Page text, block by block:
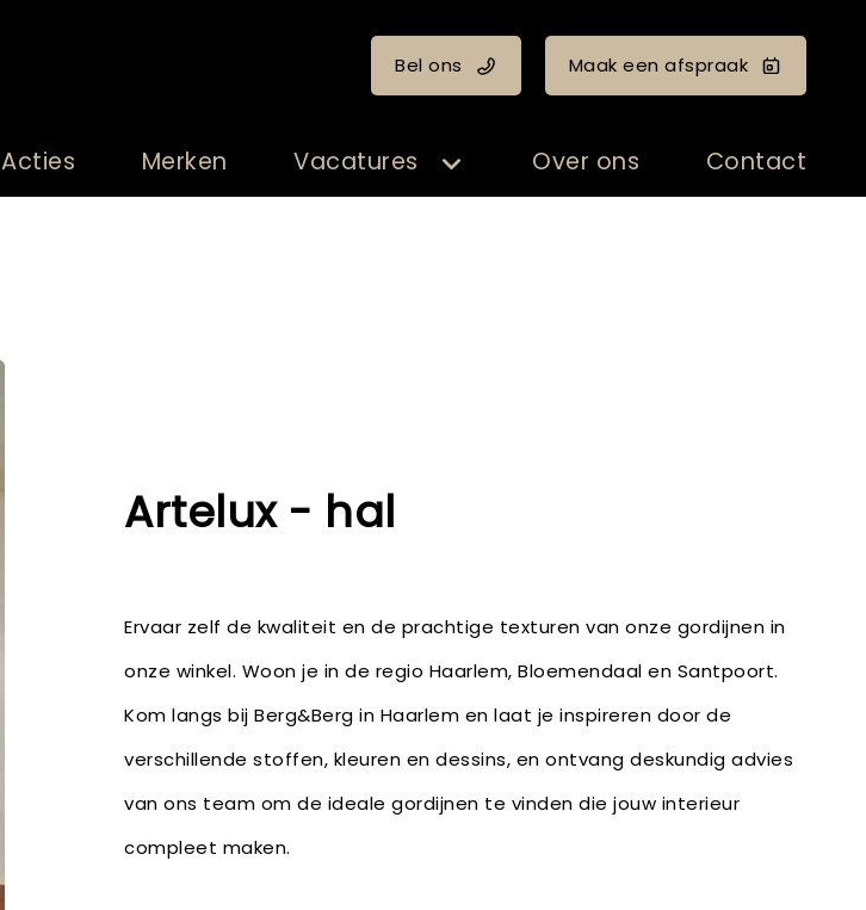
Bel ons Maak een afspraak
Acties Merken Vacatures Over ons Contact
Artelux - hal
Ervaar zelf de kwaliteit en de prachtige texturen van onze gordijnen in
onze winkel. Woon je in de regio Haarlem, Bloemendaal en Santpoort.
Kom langs bij Berg&Berg in Haarlem en laat je inspireren door de
verschillende stoffen, kleuren en dessins, en ontvang deskundig advies
van ons team om de ideale gordijnen te vinden die jouw interieur
compleet maken.